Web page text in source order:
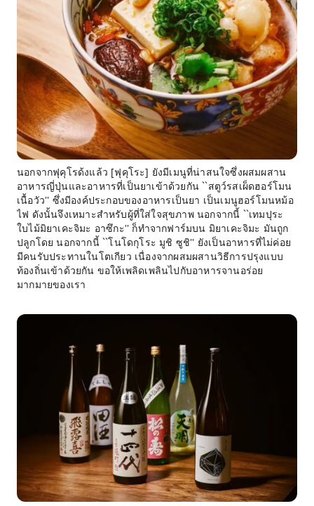
นอกจากฟุคุโรด้งแล้ว [ฟุคุโระ] ยังมีเมนูที่น่าสนใจซึ่งผสมผสาน
อาหารญี่ปุ่นและอาหารที่เป็นยาเข้าด้วยกัน ``สตูว์รสเผ็ดฮอร์โมน
เนื้อวัว'' ซึ่งมีองค์ประกอบของอาหารเป็นยา เป็นเมนูฮอร์โมนหม้อ
ไฟ ดังนั้นจึงเหมาะสำหรับผู้ที่ใส่ใจสุขภาพ นอกจากนี้ ``เทมปุระ
ใบไม้มิยาเคะจิมะ อาซึกะ'' ก็ทำจากฟาร์มบน มิยาเคะจิมะ มันถูก
ปลูกโดย นอกจากนี้ ``โนโดกุโระ มูชิ ซูชิ'' ยังเป็นอาหารที่ไม่ค่อย
มีคนรับประทานในโตเกียว เนื่องจากผสมผสานวิธีการปรุงแบบ
ท้องถิ่นเข้าด้วยกัน ขอให้เพลิดเพลินไปกับอาหารจานอร่อย
มากมายของเรา